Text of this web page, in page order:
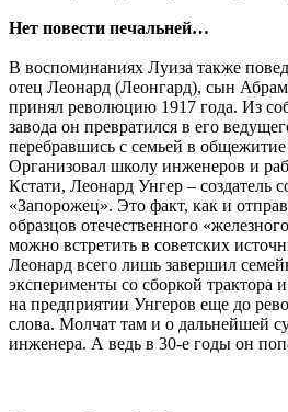
Нет повести печальней…
В воспоминаниях Луиза также
отец Леонард (Леонгард), сын
принял революцию 1917 года. Из
завода он превратился в его
перебравшись с семьей в общежитие
Организовал школу инженеров и
Кстати, Леонард Унгер – создатель
«Запорожец». Это факт, как и
образцов отечественного
можно встретить в советских
Леонард всего лишь завершил
эксперименты со сборкой трактора
на предприятии Унгеров еще до
слова. Молчат там и о дальнейшей
инженера. А ведь в 30-е годы он